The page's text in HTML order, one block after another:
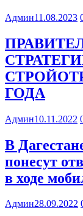
Админ11.08.2023
ГОДА
Админ10.11.2022
В
понесут
в ходе
Админ28.09.2022